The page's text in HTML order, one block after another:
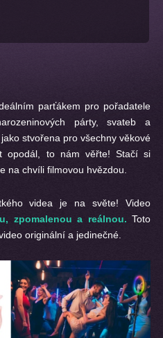
parťákem pro pořadatele
párty, svateb a
stvořena pro všechny věkové
opodál, to nám věřte! Stačí si
na chvíli filmovou hvězdou.
videa je na světe! Video
zpomalenou a reálnou. Toto
originální a jedinečné.